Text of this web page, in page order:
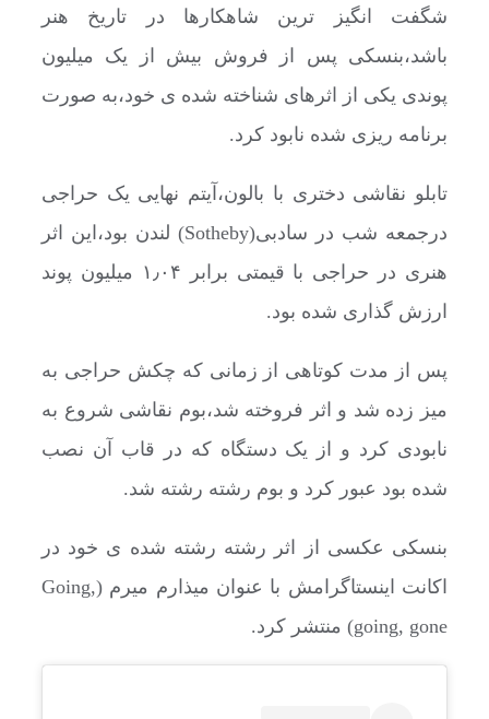
شگفت انگیز ترین شاهکارها در تاریخ هنر
باشد،بنسکی پس از فروش بیش از یک میلیون
پوندی یکی از اثرهای شناخته شده ی خود،به صورت
برنامه ریزی شده نابود کرد.
تابلو نقاشی دختری با بالون،آیتم نهایی یک حراجی
درجمعه شب در سادبی(Sotheby) لندن بود،این اثر
هنری در حراجی با قیمتی برابر ۱٫۰۴ میلیون پوند
ارزش گذاری شده بود.
پس از مدت کوتاهی از زمانی که چکش حراجی به
میز زده شد و اثر فروخته شد،بوم نقاشی شروع به
نابودی کرد و از یک دستگاه که در قاب آن نصب
شده بود عبور کرد و بوم رشته رشته شد.
بنسکی عکسی از اثر رشته رشته شده ی خود در
اکانت اینستاگرامش با عنوان میذارم میرم (Going,
going, gone) منتشر کرد.